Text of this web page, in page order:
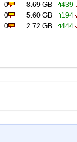
0 8.69 GB 439
0 5.60 GB 194
0 2.72 GB 444